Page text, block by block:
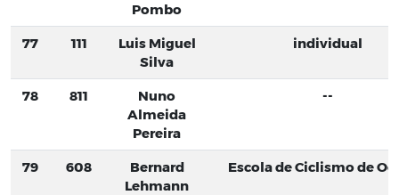
Pombo
77 111
Luis Miguel
Silva
individual
78 811
Nuno
Almeida
Pereira
--
79 608
Bernard
Lehmann
Escola de Ciclismo de